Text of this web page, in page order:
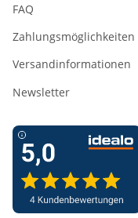
FAQ
Zahlungsmöglichkeiten
Versandinformationen
Newsletter